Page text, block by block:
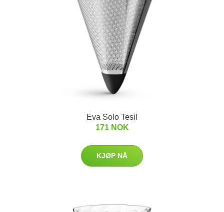
Eva Solo Tesil
171 NOK
KJØP NÅ